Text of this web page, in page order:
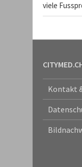
viele
Kontakt